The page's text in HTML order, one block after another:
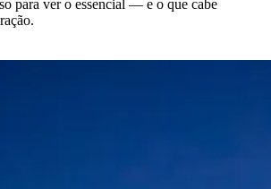
para ver o essencial — e o que cabe